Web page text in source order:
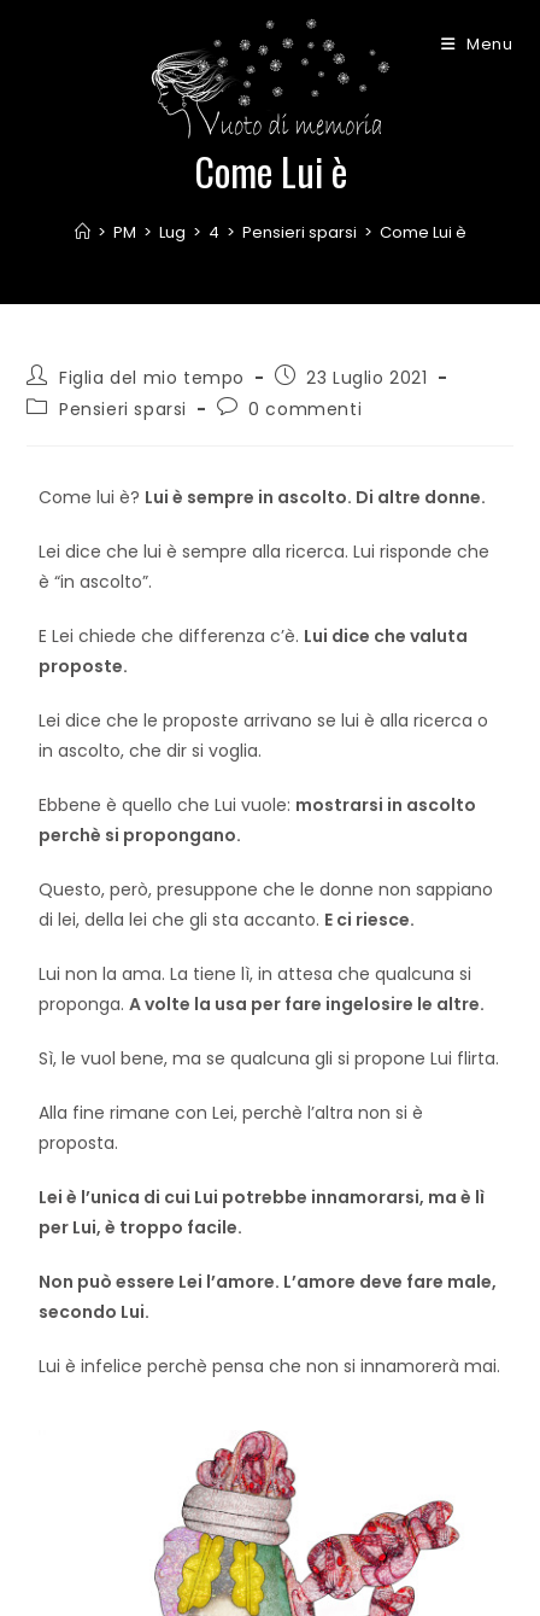
Menu
Come Lui è
> PM > Lug > 4 > Pensieri sparsi > Come Lui è
Figlia del mio tempo
23 Luglio 2021
Pensieri sparsi
0 commenti
Come lui è? Lui è sempre in ascolto. Di altre donne.
Lei dice che lui è sempre alla ricerca. Lui risponde che
è “in ascolto”.
E Lei chiede che differenza c’è. Lui dice che valuta
proposte.
Lei dice che le proposte arrivano se lui è alla ricerca o
in ascolto, che dir si voglia.
Ebbene è quello che Lui vuole: mostrarsi in ascolto
perchè si propongano.
Questo, però, presuppone che le donne non sappiano
di lei, della lei che gli sta accanto. E ci riesce.
Lui non la ama. La tiene lì, in attesa che qualcuna si
proponga.A volte la usa per fare ingelosire le altre.
Sì, le vuol bene, ma se qualcuna gli si propone Lui flirta.
Alla fine rimane con Lei, perchè l’altra non si è
proposta.
Lei è l’unica di cui Lui potrebbe innamorarsi, ma è lì
per Lui, è troppo facile.
Non può essere Lei l’amore. L’amore deve fare male,
secondo Lui.
Lui è infelice perchè pensa che non si innamorerà mai.